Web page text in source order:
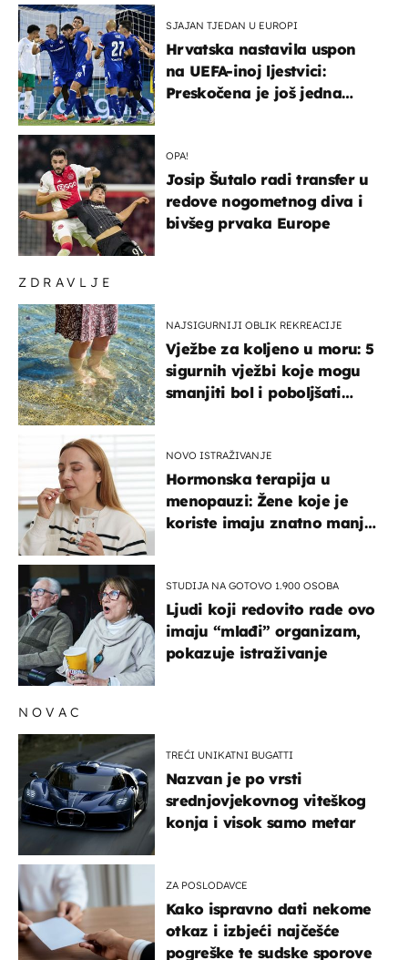
ZDRAVLJE
NAJSIGURNIJI OBLIK REKREACIJE
Vježbe za koljeno u moru: 5
sigurnih vježbi koje mogu
smanjiti bol i poboljšati
NOVO ISTRAŽIVANJE
Hormonska terapija u
menopauzi: Žene koje je
koriste imaju znatno manji
STUDIJA NA GOTOVO 1.900 OSOBA
Ljudi koji redovito rade ovo
imaju “mlađi” organizam,
pokazuje istraživanje
SJAJAN TJEDAN U EUROPI
Hrvatska nastavila uspon
na UEFA-inoj ljestvici:
Preskočena je još jedna
OPA!
Josip Šutalo radi transfer u
redove nogometnog diva i
bivšeg prvaka Europe
NOVAC
TREĆI UNIKATNI BUGATTI
Nazvan je po vrsti
srednjovjekovnog viteškog
konja i visok samo metar
ZA POSLODAVCE
Kako ispravno dati nekome
otkaz i izbjeći najčešće
pogreške te sudske sporove